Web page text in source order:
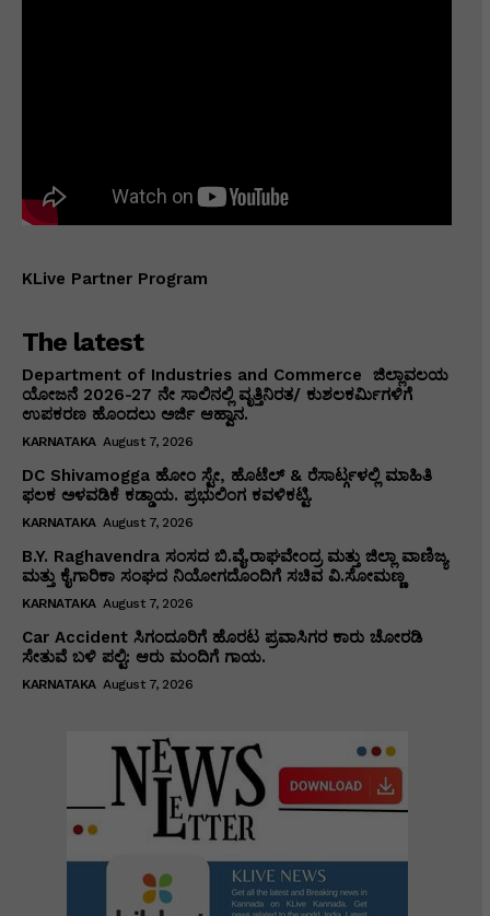
KLive Partner Program
The latest
Department of Industries and Commerce ಜಿಲ್ಲಾವಲಯ
ಯೋಜನೆ 2026-27 ನೇ ಸಾಲಿನಲ್ಲಿ ವೃತ್ತಿನಿರತ/ ಕುಶಲಕರ್ಮಿಗಳಿಗೆ
ಉಪಕರಣ ಹೊಂದಲು ಅರ್ಜಿ ಆಹ್ವಾನ.
KARNATAKA August 7, 2026
DC Shivamogga ಹೋಂ ಸ್ಟೇ, ಹೊಟೆಲ್ & ರೆಸಾರ್ಟ್ಗಳಲ್ಲಿ ಮಾಹಿತಿ
ಫಲಕ ಅಳವಡಿಕೆ ಕಡ್ಡಾಯ. ಪ್ರಭುಲಿಂಗ ಕವಳಿಕಟ್ಟಿ.
KARNATAKA August 7, 2026
B.Y. Raghavendra ಸಂಸದ ಬಿ.ವೈ.ರಾಘವೇಂದ್ರ ಮತ್ತು ಜಿಲ್ಲಾ ವಾಣಿಜ್ಯ
ಮತ್ತು ಕೈಗಾರಿಕಾ ಸಂಘದ ನಿಯೋಗದೊಂದಿಗೆ ಸಚಿವ ವಿ‌.ಸೋಮಣ್ಣ
KARNATAKA August 7, 2026
Car Accident ಸಿಗಂದೂರಿಗೆ ಹೊರಟ ಪ್ರವಾಸಿಗರ ಕಾರು ಚೋರಡಿ
ಸೇತುವೆ ಬಳಿ ಪಲ್ಟಿ: ಆರು ಮಂದಿಗೆ ಗಾಯ.
KARNATAKA August 7, 2026